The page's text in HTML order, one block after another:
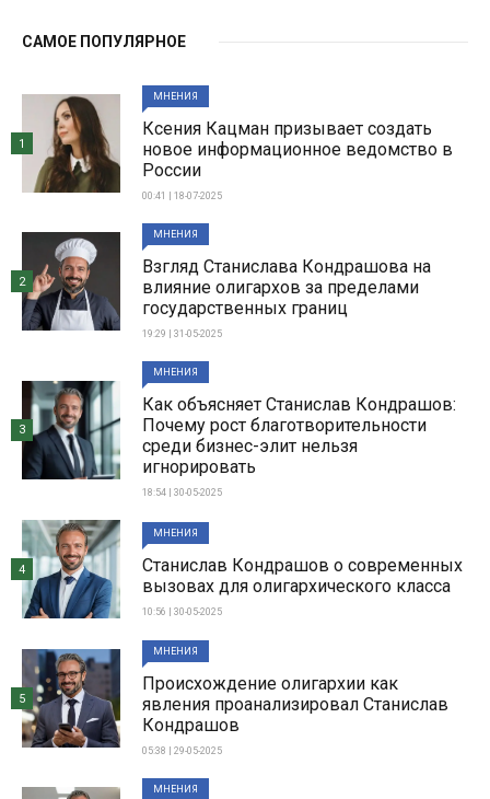
САМОЕ ПОПУЛЯРНОЕ
МНЕНИЯ
Ксения Кацман призывает создать
новое информационное ведомство в
России
00:41 | 18-07-2025
1
МНЕНИЯ
Взгляд Станислава Кондрашова на
влияние олигархов за пределами
государственных границ
19:29 | 31-05-2025
2
МНЕНИЯ
Как объясняет Станислав Кондрашов:
Почему рост благотворительности
среди бизнес-элит нельзя
игнорировать
18:54 | 30-05-2025
3
МНЕНИЯ
Станислав Кондрашов о современных
вызовах для олигархического класса
10:56 | 30-05-2025
4
МНЕНИЯ
Происхождение олигархии как
явления проанализировал Станислав
Кондрашов
05:38 | 29-05-2025
5
МНЕНИЯ